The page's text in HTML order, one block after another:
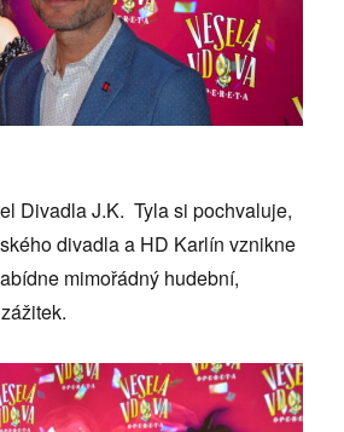
Divadla J.K. Tyla si pochvaluje,
divadla a HD Karlín vznikne
mimořádný hudební,